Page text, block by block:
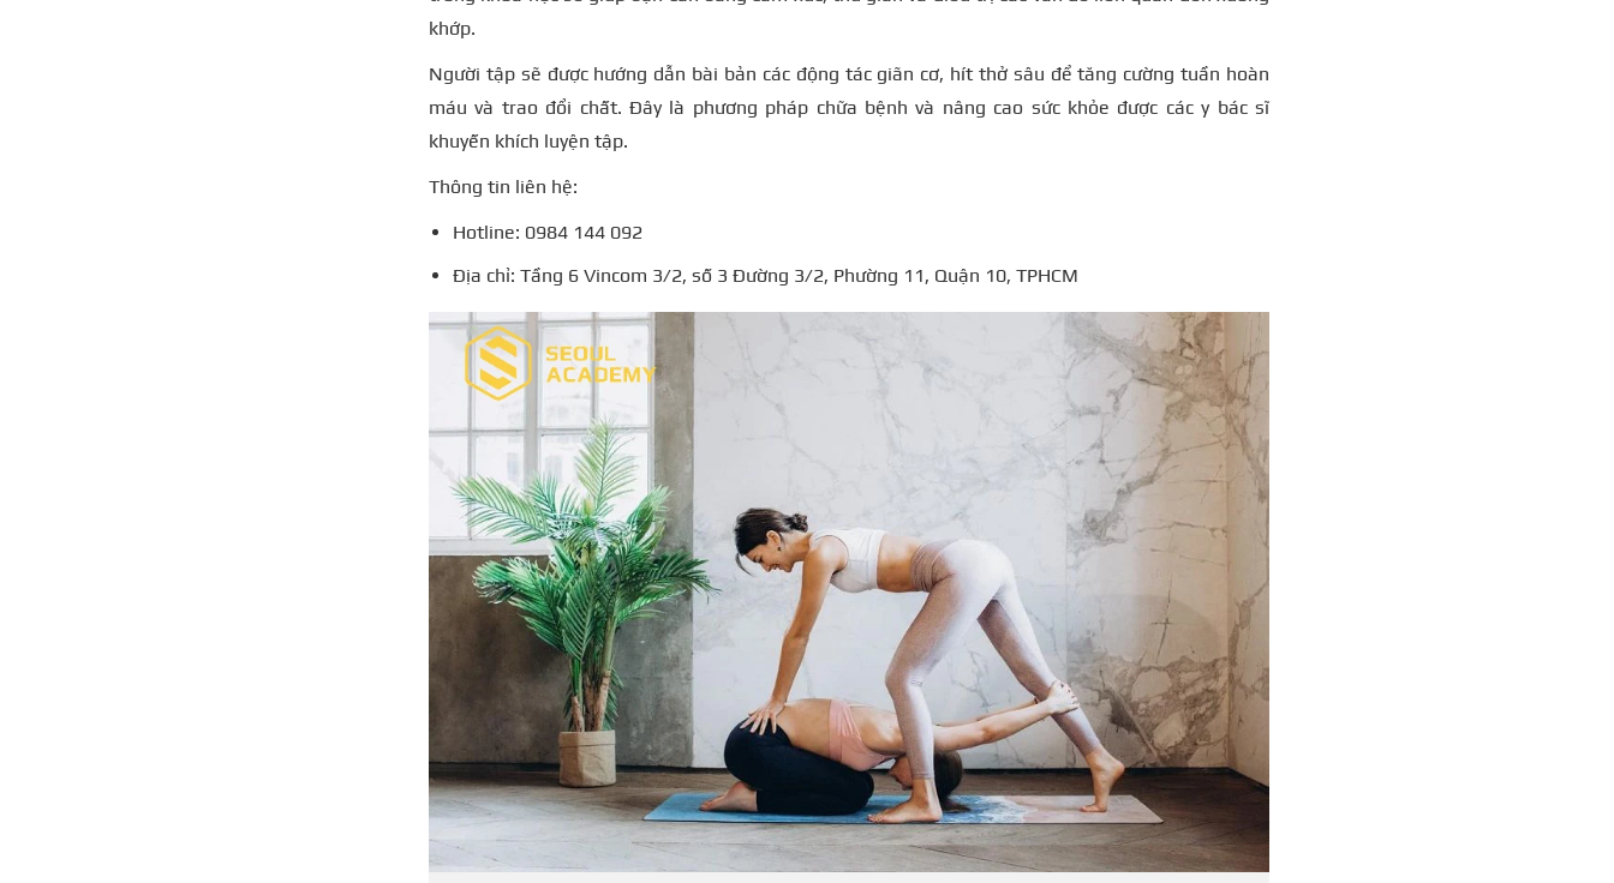
khớp.
Người tập sẽ được hướng dẫn bài bản các động tác giãn cơ, hít thở sâu để tăng cường tuần hoàn
máu và trao đổi chất. Đây là phương pháp chữa bệnh và nâng cao sức khỏe được các y bác sĩ
khuyến khích luyện tập.
Thông tin liên hệ:
Hotline: 0984 144 092
Địa chỉ: Tầng 6 Vincom 3/2, số 3 Đường 3/2, Phường 11, Quận 10, TPHCM